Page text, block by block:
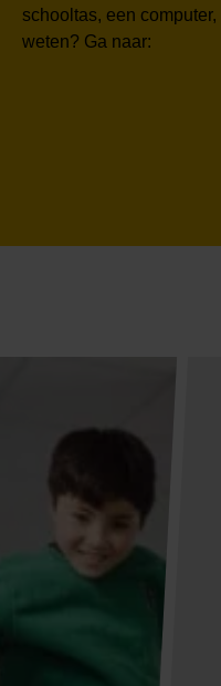
schooltas, een
weten? Ga naar: